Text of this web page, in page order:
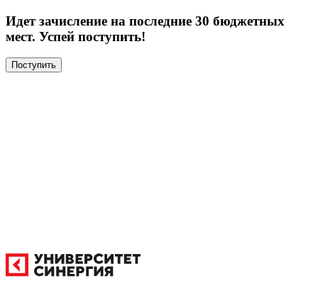
Идет зачисление на последние 30 бюджетных
мест. Успей поступить!
Поступить